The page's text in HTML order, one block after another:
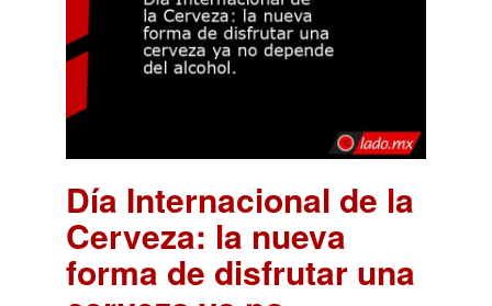
Día Internacional de la
Cerveza: la nueva
forma de disfrutar una